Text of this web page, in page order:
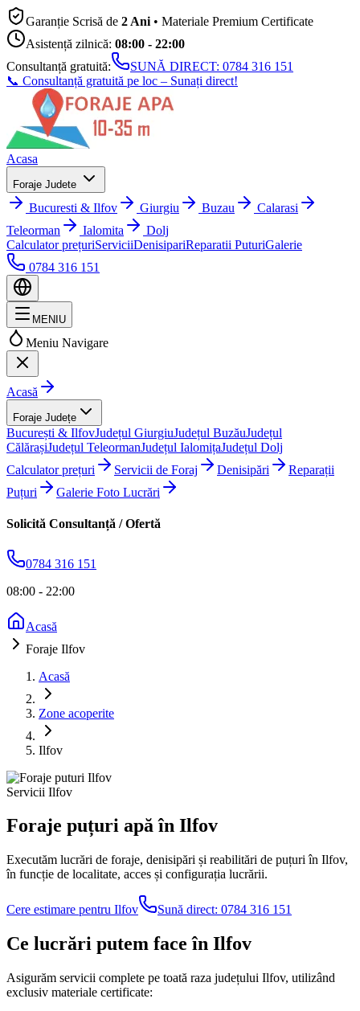
Garanție Scrisă de 2 Ani • Materiale Premium Certificate
Asistență zilnică: 08:00 - 22:00
Consultanță gratuită:
SUNĂ DIRECT: 0784 316 151
📞 Consultanță gratuită pe loc – Sunați direct!
Acasa
Foraje Judete
Bucuresti & Ilfov Giurgiu Buzau
Calarasi
Teleorman
Ialomita
Dolj
Calculator prețuriServiciiDenisipariReparatii PuturiGalerie
0784 316 151
MENIU
Meniu Navigare
Acasă
Foraje Județe
București & IlfovJudețul GiurgiuJudețul BuzăuJudețul
CălărașiJudețul TeleormanJudețul IalomițaJudețul Dolj
Calculator prețuri
Servicii de Foraj Denisipări
Reparații
Puțuri
Galerie Foto Lucrări
Solicită Consultanță / Ofertă
0784 316 151
08:00 - 22:00
Acasă
Foraje Ilfov
Acasă
Zone acoperite
Ilfov
Servicii Ilfov
Foraje puțuri apă în Ilfov
Executăm lucrări de foraje, denisipări și reabilitări de puțuri în Ilfov,
în funcție de localitate, acces și configurația lucrării.
Cere estimare pentru Ilfov Sună direct: 0784 316 151
Ce lucrări putem face în Ilfov
Asigurăm servicii complete pe toată raza județului Ilfov, utilizând
exclusiv materiale certificate: